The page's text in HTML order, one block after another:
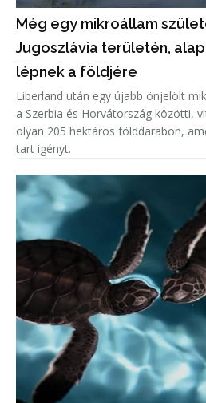
Még egy mikroállam
Jugoszlávia területén,
lépnek a földjére
Liberland után egy újabb önjelölt
a Szerbia és Horvátország közötti,
olyan 205 hektáros földdarabon,
tart igényt.